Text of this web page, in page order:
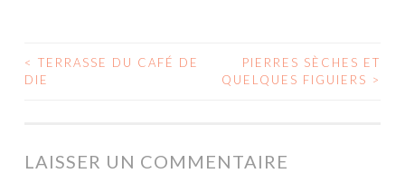
NAVIGATION
ARTICLES
< TERRASSE DU CAFÉ DE
DIE
PIERRES SÈCHES ET
QUELQUES FIGUIERS >
LAISSER UN COMMENTAIRE